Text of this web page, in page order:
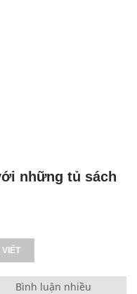
những tủ sách
VIẾT
Bình luận nhiều